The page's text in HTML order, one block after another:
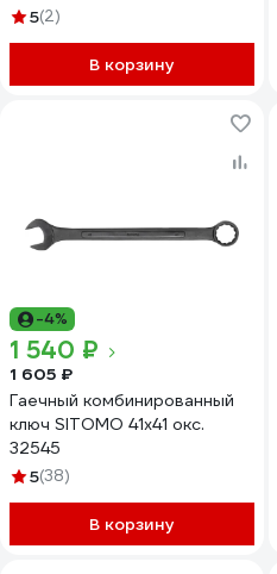
5(2)
В корзину
-4%
1 540 ₽
1 605 ₽
Гаечный комбинированный
ключ SITOMO 41х41 окс.
32545
5(38)
В корзину